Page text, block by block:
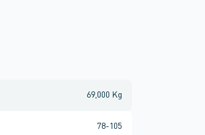
69,000 Kg
78-105